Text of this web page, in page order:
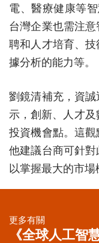
電、醫療健康等
台灣企業也需注
聘和人才培育、
據分析的能力等。
劉鏡清補充，資
示，創新、人才
投資機會點。這
他建議台商可針
以掌握最大的市場
更多有關
《全球人工智